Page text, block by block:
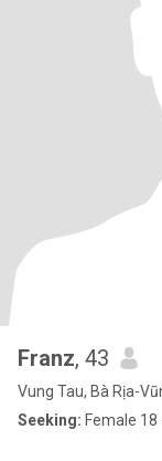
Franz, 43
Vung Tau, Bà Rịa-
Seeking: Female 18